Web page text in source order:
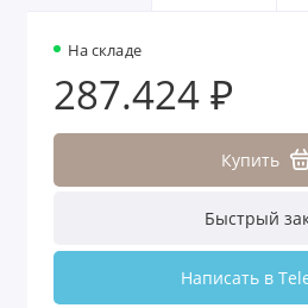
На складе
287.424 ₽
Купить
Быстрый
Написать в